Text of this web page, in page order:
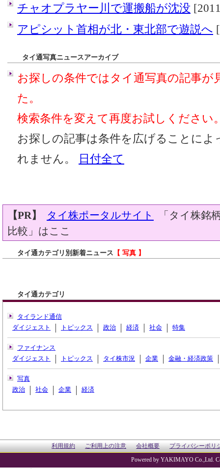
チャオプラヤー川で運搬船が沈没
アピシット首相が北・東北部で遊説へ
タイ通写真ニュースアーカイブ
お探しの条件ではタイ通写真の記事が
た。
検索条件を変えて再度お試しください
お探しの記事は条件を広げることに
れません。
日付全て
【PR】 タイ株ポータルサイト
「タイ株銘
比較」はここ
タイ通カテゴリ別新着ニュース 【 写真 】
タイ通カテゴリ
タイランド通信
ダイジェスト
トピックス 政治 経済 社会 特集
ファイナンス
ダイジェスト
トピックス タイ株市況 企業 金融・経済政策
写真
政治
社会 企業 経済
利用規約 ご利用上の注意 会社概要 プライバシーポリ
Powered by YAKIMAYO Co.,Ltd.